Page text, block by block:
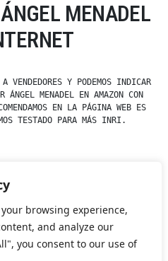
browsing experience,
and analyze our
you consent to our use of
MENADEL
VENDEDORES Y PODEMOS INDICAR
ÁNGEL MENADEL EN AMAZON CON
EN LA PÁGINA WEB ES
TESTADO PARA MÁS INRI.
2019
Librería Esotérica,Proudly